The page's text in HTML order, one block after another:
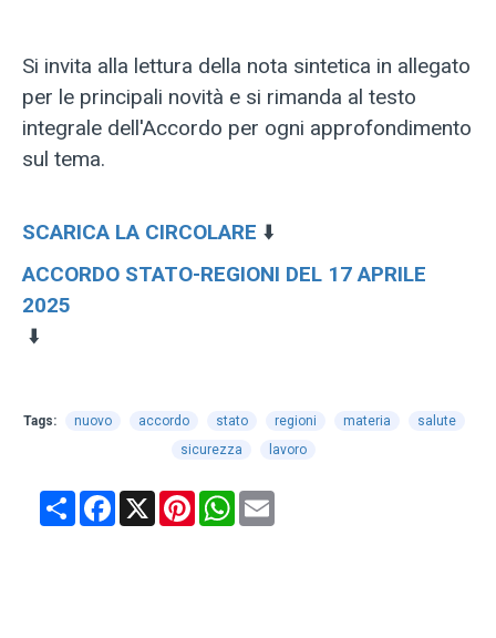
Si invita alla lettura della nota sintetica in allegato
per le principali novità e si rimanda al testo
integrale dell'Accordo per ogni approfondimento
sul tema.
SCARICA LA CIRCOLARE ⬇️
ACCORDO STATO-REGIONI DEL 17 APRILE
2025
⬇️
Tags: nuovo accordo stato regioni materia
salute
sicurezza
lavoro
ShareFacebook
X PinterestWhatsApp